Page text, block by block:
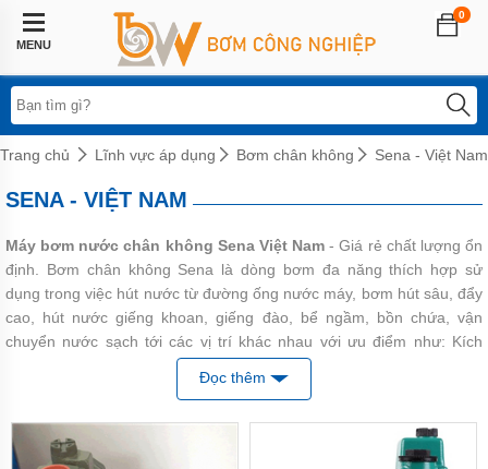
MENU
0
Trang
chủ
Lĩnh
vực
áp
dụng
thống
sương
Bơm
tăng
biến
tần
áp
Trang chủ Lĩnh vực áp dụng Bơm chân không Sena - Việt Nam
SENA - VIỆT NAM
Máy bơm nước chân không Sena Việt Nam - Giá rẻ chất lượng ổn
định. Bơm chân không Sena là dòng bơm đa năng thích hợp sử
dụng trong việc hút nước từ đường ống nước máy, bơm hút sâu, đẩy
cao, hút nước giếng khoan, giếng đào, bể ngầm, bồn chứa, vận
chuyển nước sạch tới các vị trí khác nhau với ưu điểm như: Kích
thước nhỏ gọn, phù hợp lắp đặt cho những nơi nhỏ hẹp,
theo tiêu chuẩn ISO 9001-2008
Chúng tôi hiện nay cung cấp đầy đủ các model có công xuất từ 125w
đến 250w. Cam kết hàng mới, chính hãng và được bảo hành miễn
Đọc thêm